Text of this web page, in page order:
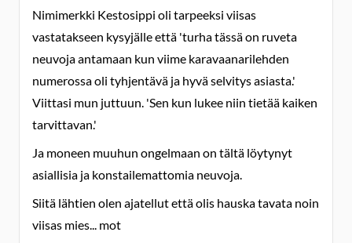
Nimimerkki Kestosippi oli tarpeeksi viisas
vastatakseen kysyjälle että 'turha tässä on ruveta
neuvoja antamaan kun viime karavaanarilehden
numerossa oli tyhjentävä ja hyvä selvitys asiasta.'
Viittasi mun juttuun. 'Sen kun lukee niin tietää kaiken
tarvittavan.'
Ja moneen muuhun ongelmaan on tältä löytynyt
asiallisia ja konstailemattomia neuvoja.
Siitä lähtien olen ajatellut että olis hauska tavata noin
viisas mies... mot